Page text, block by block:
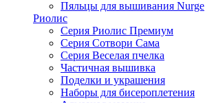
Пяльцы для вышивания Nurge
Риолис
Серия Риолис Премиум
Серия Сотвори Сама
Серия Веселая пчелка
Частичная вышивка
Поделки и украшения
Наборы для бисероплетения